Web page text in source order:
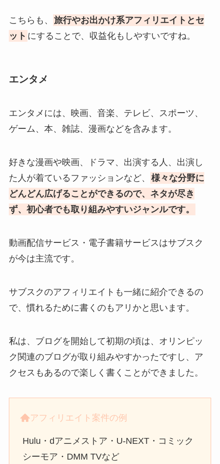
こちらも、
旅行やお出かけ系アフィリエイトとセ
ット にすることで、収益化もしやすいですね。
エンタメ
エンタメには、映画、音楽、テレビ、スポーツ、
ゲーム、本、雑誌、漫画などを含みます。
好きな漫画や映画、ドラマ、出演する人、出演し
た人が着ているファッションなど、
様々な分野に
どんどん広げることができるので、ネタが尽き
ず、初心者でも取り組みやすいジャンルです。
動画配信サービス・電子書籍サービスはサブスク
が今は主流です。
サブスクのアフィリエイトも一緒に紹介できるの
で、慣れるために書くのもアリかと思います。
私は、ブログを開始して初期の頃は、オリンピッ
ク関連のブログが取り組みやすかったですし、ア
クセスもあるので楽しく書くことができました。
アフィリエイト案件の例
Hulu・dアニメストア・U-NEXT・コミック
シーモア・DMM TVなど